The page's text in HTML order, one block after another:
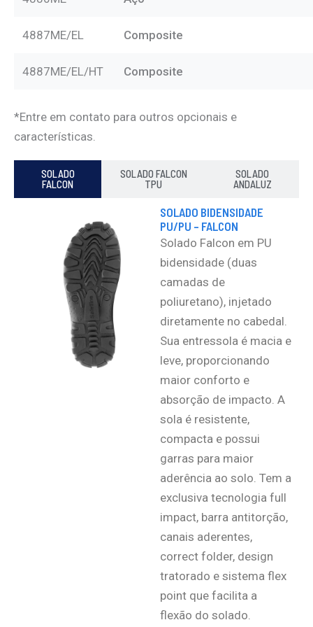
4887ME/EL Composite
4887ME/EL/HT Composite
*Entre em contato para outros opcionais e
características.
SOLADO
FALCON
SOLADO FALCON
TPU
SOLADO
ANDALUZ
SOLADO BIDENSIDADE
PU/PU – FALCON
Solado Falcon em PU
bidensidade (duas
camadas de
poliuretano), injetado
diretamente no cabedal.
Sua entressola é macia e
leve, proporcionando
maior conforto e
absorção de impacto. A
sola é resistente,
compacta e possui
garras para maior
aderência ao solo. Tem a
exclusiva tecnologia full
impact, barra antitorção,
canais aderentes,
correct folder, design
tratorado e sistema flex
point que facilita a
flexão do solado.